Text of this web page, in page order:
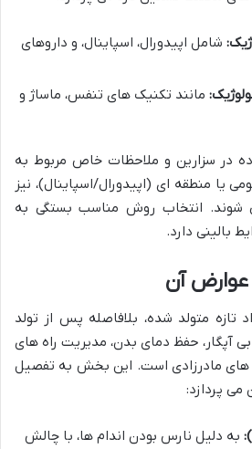
شامل اپیدورال، اسپاینال، و داروهای
مانند تکنیک های تنفس، ماساژ و
در سزارین و ملاحظات خاص مربوط به
یا منطقه ای (اپیدورال/اسپاینال)، نیز
انتخاب روش مناسب بستگی به
بالینی دارد.
عوارض آن
تازه متولد شده، بلافاصله پس از تولد
آپگار، حفظ دمای بدن، مدیریت راه های
های مادرزادی است. این بخش به تفصیل
می پردازد:
به دلیل نارس بودن اندام ها، با چالش